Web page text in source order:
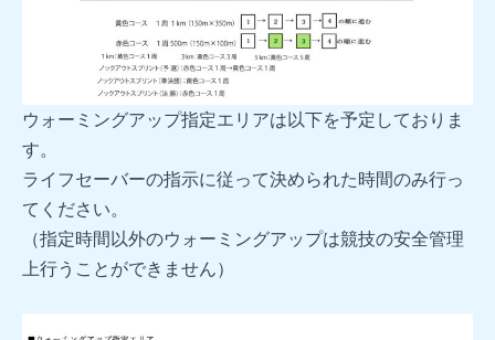
ウォーミングアップ指定エリアは以下を予定しておりま
す。
ライフセーバーの指示に従って決められた時間のみ行っ
てください。
（指定時間以外のウォーミングアップは競技の安全管理
上行うことができません）